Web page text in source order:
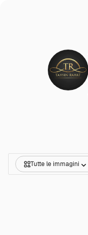
Tutte le immagini